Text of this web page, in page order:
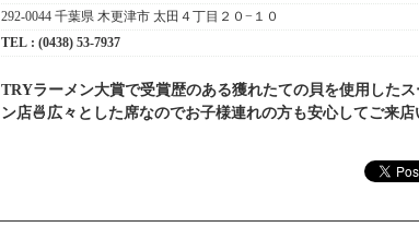
292-0044 千葉県 木更津市 太田４丁目２０−１０
TEL : (0438) 53-7937
TRYラーメン大賞で受賞歴のある獲れたての貝を使用した
ン店🍜広々とした席なのでお子様連れの方も安心してご来